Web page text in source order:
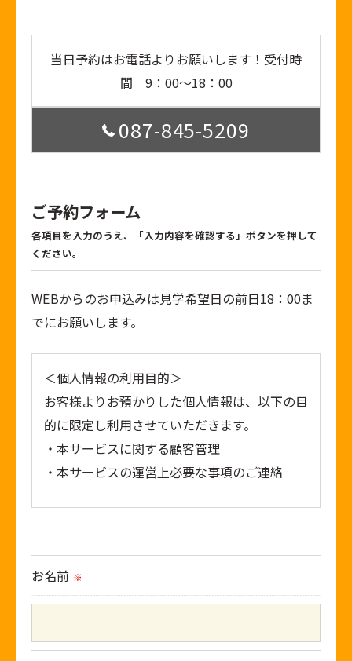
当日予約はお電話よりお願いします！受付時
間 9：00～18：00
087-845-5209
ご予約フォーム
各項目を入力のうえ、「入力内容を確認する」ボタンを押して
ください。
WEBからのお申込みは見学希望日の前日18：00ま
でにお願いします。
＜個人情報の利用目的＞
お客様よりお預かりした個人情報は、以下の目
的に限定し利用させていただきます。
・本サービスに関する顧客管理
・本サービスの運営上必要な事項のご連絡
定められた場合を除き、
お名前 ※